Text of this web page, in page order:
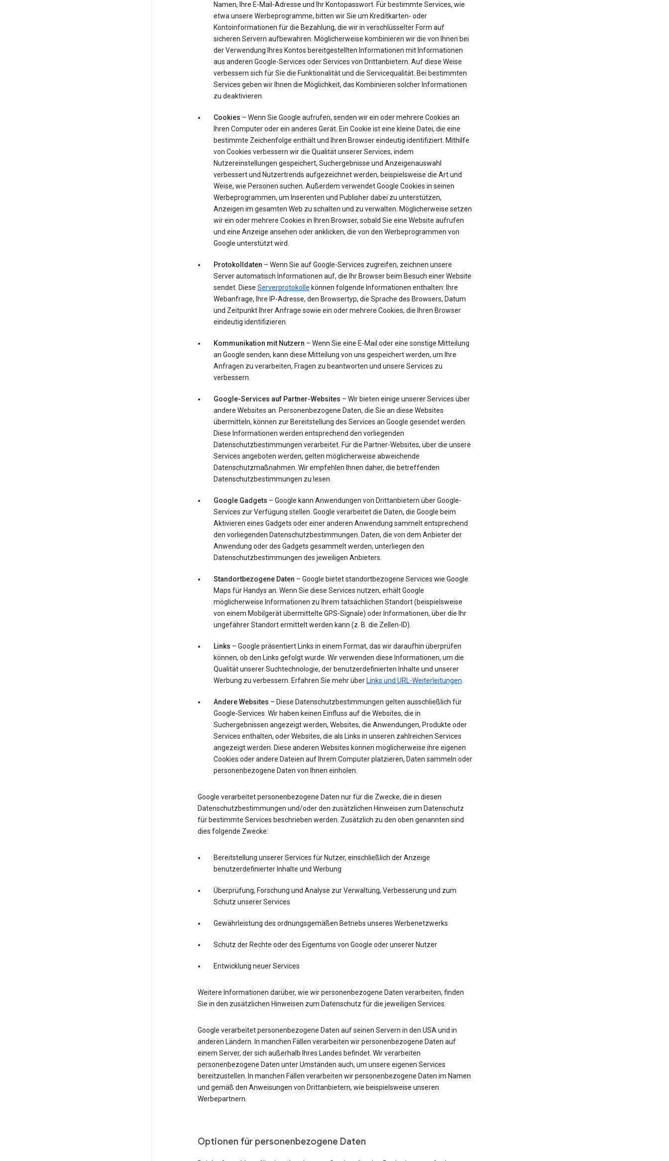
Namen, Ihre E-Mail-Adresse und Ihr Kontopasswort. Für bestimmte Services, wie
etwa unsere Werbeprogramme, bitten wir Sie um Kreditkarten- oder
Kontoinformationen für die Bezahlung, die wir in verschlüsselter Form auf
sicheren Servern aufbewahren. Möglicherweise kombinieren wir die von Ihnen bei
der Verwendung Ihres Kontos bereitgestellten Informationen mit Informationen
aus anderen Google-Services oder Services von Drittanbietern. Auf diese Weise
verbessern sich für Sie die Funktionalität und die Servicequalität. Bei bestimmten
Services geben wir Ihnen die Möglichkeit, das Kombinieren solcher Informationen
zu deaktivieren.
Cookies – Wenn Sie Google aufrufen, senden wir ein oder mehrere Cookies an
Ihren Computer oder ein anderes Gerät. Ein Cookie ist eine kleine Datei, die eine
bestimmte Zeichenfolge enthält und Ihren Browser eindeutig identifiziert. Mithilfe
von Cookies verbessern wir die Qualität unserer Services, indem
Nutzereinstellungen gespeichert, Suchergebnisse und Anzeigenauswahl
verbessert und Nutzertrends aufgezeichnet werden, beispielsweise die Art und
Weise, wie Personen suchen. Außerdem verwendet Google Cookies in seinen
Werbeprogrammen, um Inserenten und Publisher dabei zu unterstützen,
Anzeigen im gesamten Web zu schalten und zu verwalten. Möglicherweise setzen
wir ein oder mehrere Cookies in Ihren Browser, sobald Sie eine Website aufrufen
und eine Anzeige ansehen oder anklicken, die von den Werbeprogrammen von
Google unterstützt wird.
Protokolldaten – Wenn Sie auf Google-Services zugreifen, zeichnen unsere
Server automatisch Informationen auf, die Ihr Browser beim Besuch einer Website
sendet. Diese Serverprotokolle können folgende Informationen enthalten: Ihre
Webanfrage, Ihre IP-Adresse, den Browsertyp, die Sprache des Browsers, Datum
und Zeitpunkt Ihrer Anfrage sowie ein oder mehrere Cookies, die Ihren Browser
eindeutig identifizieren.
Kommunikation mit Nutzern – Wenn Sie eine E-Mail oder eine sonstige Mitteilung
an Google senden, kann diese Mitteilung von uns gespeichert werden, um Ihre
Anfragen zu verarbeiten, Fragen zu beantworten und unsere Services zu
verbessern.
Google-Services auf Partner-Websites – Wir bieten einige unserer Services über
andere Websites an. Personenbezogene Daten, die Sie an diese Websites
übermitteln, können zur Bereitstellung des Services an Google gesendet werden.
Diese Informationen werden entsprechend den vorliegenden
Datenschutzbestimmungen verarbeitet. Für die Partner-Websites, über die unsere
Services angeboten werden, gelten möglicherweise abweichende
Datenschutzmaßnahmen. Wir empfehlen Ihnen daher, die betreffenden
Datenschutzbestimmungen zu lesen.
Google Gadgets – Google kann Anwendungen von Drittanbietern über Google-
Services zur Verfügung stellen. Google verarbeitet die Daten, die Google beim
Aktivieren eines Gadgets oder einer anderen Anwendung sammelt entsprechend
den vorliegenden Datenschutzbestimmungen. Daten, die von dem Anbieter der
Anwendung oder des Gadgets gesammelt werden, unterliegen den
Datenschutzbestimmungen des jeweiligen Anbieters.
Standortbezogene Daten – Google bietet standortbezogene Services wie Google
Maps für Handys an. Wenn Sie diese Services nutzen, erhält Google
möglicherweise Informationen zu Ihrem tatsächlichen Standort (beispielsweise
von einem Mobilgerät übermittelte GPS-Signale) oder Informationen, über die Ihr
ungefährer Standort ermittelt werden kann (z. B. die Zellen-ID).
Links – Google präsentiert Links in einem Format, das wir daraufhin überprüfen
können, ob den Links gefolgt wurde. Wir verwenden diese Informationen, um die
Qualität unserer Suchtechnologie, der benutzerdefinierten Inhalte und unserer
Werbung zu verbessern. Erfahren Sie mehr über Links und URL-Weiterleitungen
Andere Websites – Diese Datenschutzbestimmungen gelten ausschließlich für
Google-Services. Wir haben keinen Einfluss auf die Websites, die in
Suchergebnissen angezeigt werden, Websites, die Anwendungen, Produkte oder
Services enthalten, oder Websites, die als Links in unseren zahlreichen Services
angezeigt werden. Diese anderen Websites können möglicherweise ihre eigenen
Cookies oder andere Dateien auf Ihrem Computer platzieren, Daten sammeln oder
personenbezogene Daten von Ihnen einholen.
Google verarbeitet personenbezogene Daten nur für die Zwecke, die in diesen
Datenschutzbestimmungen und/oder den zusätzlichen Hinweisen zum Datenschutz
für bestimmte Services beschrieben werden. Zusätzlich zu den oben genannten sind
dies folgende Zwecke:
Bereitstellung unserer Services für Nutzer, einschließlich der Anzeige
benutzerdefinierter Inhalte und Werbung
Überprüfung, Forschung und Analyse zur Verwaltung, Verbesserung und zum
Schutz unserer Services
Gewährleistung des ordnungsgemäßen Betriebs unseres Werbenetzwerks
Schutz der Rechte oder des Eigentums von Google oder unserer Nutzer
Entwicklung neuer Services
Weitere Informationen darüber, wie wir personenbezogene Daten verarbeiten, finden
Sie in den zusätzlichen Hinweisen zum Datenschutz für die jeweiligen Services.
Google verarbeitet personenbezogene Daten auf seinen Servern in den USA und in
anderen Ländern. In manchen Fällen verarbeiten wir personenbezogene Daten auf
einem Server, der sich außerhalb Ihres Landes befindet. Wir verarbeiten
personenbezogene Daten unter Umständen auch, um unsere eigenen Services
bereitzustellen. In manchen Fällen verarbeiten wir personenbezogene Daten im Namen
und gemäß den Anweisungen von Drittanbietern, wie beispielsweise unseren
Werbepartnern.
Optionen für personenbezogene Daten